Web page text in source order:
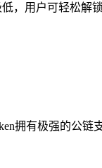
，用户可轻松解
拥有极强的公